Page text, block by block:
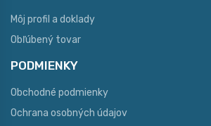
Môj profil a doklady
Obľúbený tovar
PODMIENKY
Obchodné podmienky
Ochrana osobných údajov